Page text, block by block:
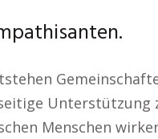
Menschen